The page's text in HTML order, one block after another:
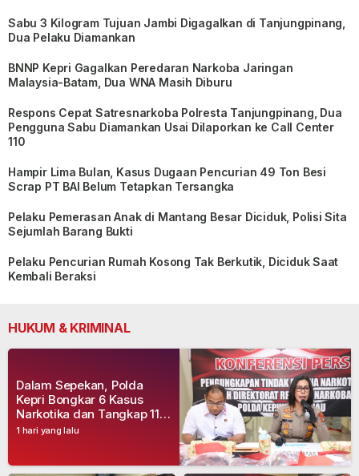
Sabu 3 Kilogram Tujuan Jambi Digagalkan di Tanjungpinang,
Dua Pelaku Diamankan
BNNP Kepri Gagalkan Peredaran Narkoba Jaringan
Malaysia-Batam, Dua WNA Masih Diburu
Respons Cepat Satresnarkoba Polresta Tanjungpinang, Dua
Pengguna Sabu Diamankan Usai Dilaporkan ke Call Center
110
Hampir Lima Bulan, Kasus Dugaan Pencurian 49 Ton Besi
Scrap PT BAI Belum Tetapkan Tersangka
Pelaku Pemerasan Anak di Mantang Besar Diciduk, Polisi Sita
Sejumlah Barang Bukti
Pelaku Pencurian Rumah Kosong Tak Berkutik, Diciduk Saat
Kembali Beraksi
HUKUM & KRIMINAL
1 hari yang lalu
Dalam Sepekan, Polda
Kepri Bongkar 6 Kasus
Narkotika dan Tangkap 11
Tersangka